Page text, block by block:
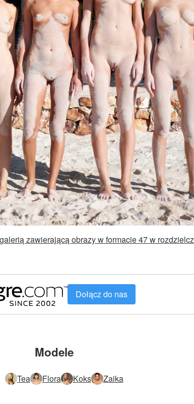
zawierającą obrazy w formacie 47 w
Dołącz do nas
Modele
Tea Flora Koks Zaika